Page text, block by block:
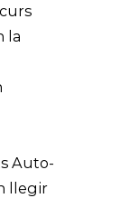
la
Auto-
llegir